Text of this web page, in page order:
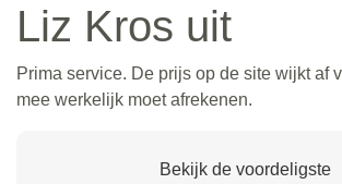
Liz Kros uit
Prima service. De prijs op de site wijkt af
mee werkelijk moet afrekenen.
Bekijk de voordeligste